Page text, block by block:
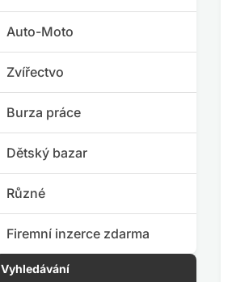
Auto-Moto
Zvířectvo
Burza práce
Dětský bazar
Různé
Firemní inzerce zdarma
Vyhledávání